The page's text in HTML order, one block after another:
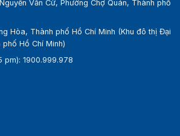
Văn Cừ, Phường Chợ Quán, Thành phố
Hòa, Thành phố Hồ Chí Minh (Khu đô thị Đại
Hồ Chí Minh)
pm):1900.999.978